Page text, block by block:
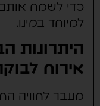
כדי לשמח אותם
למיוחד במינו.
היתרונות
אירוח לבוקר
מעבר לחוויה